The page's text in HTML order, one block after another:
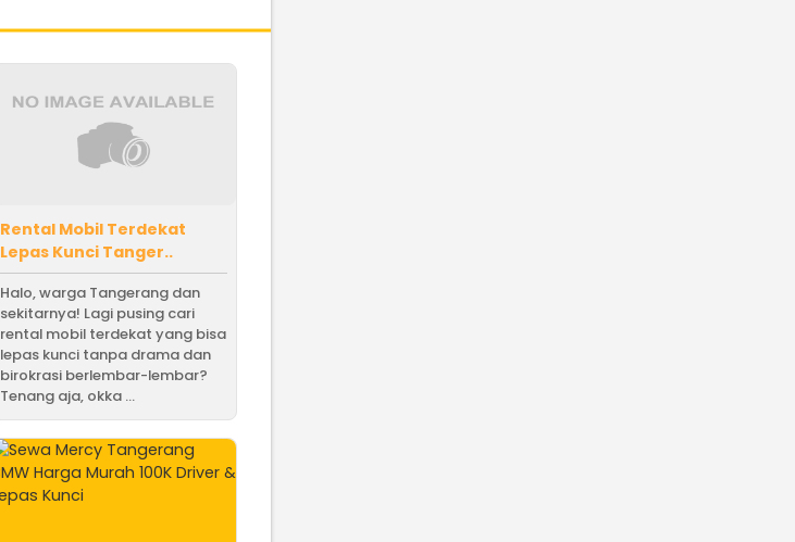
Rental Mobil Terdekat
Lepas Kunci Tanger..
Halo, warga Tangerang dan
sekitarnya! Lagi pusing cari
rental mobil terdekat yang bisa
lepas kunci tanpa drama dan
birokrasi berlembar-lembar?
Tenang aja, okka ...